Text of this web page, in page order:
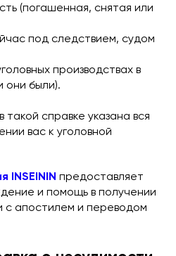
(погашенная, снятая или
под следствием, судом
производствах в
они были).
справке указана вся
вас к уголовной
INSEININ предоставляет
и помощь в получении
с апостилем и переводом